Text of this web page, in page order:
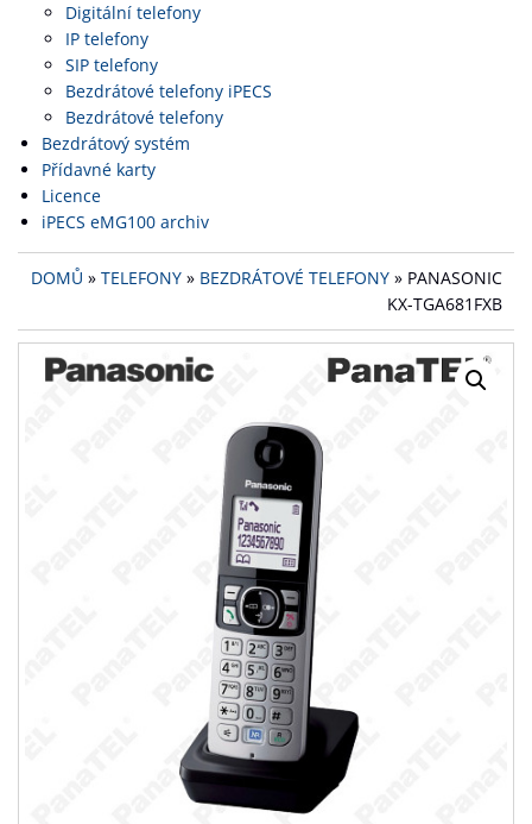
Digitální telefony
IP telefony
SIP telefony
Bezdrátové telefony iPECS
Bezdrátové telefony
Bezdrátový systém
Přídavné karty
Licence
iPECS eMG100 archiv
DOMŮ » TELEFONY » BEZDRÁTOVÉ TELEFONY » PANASONIC
KX-TGA681FXB